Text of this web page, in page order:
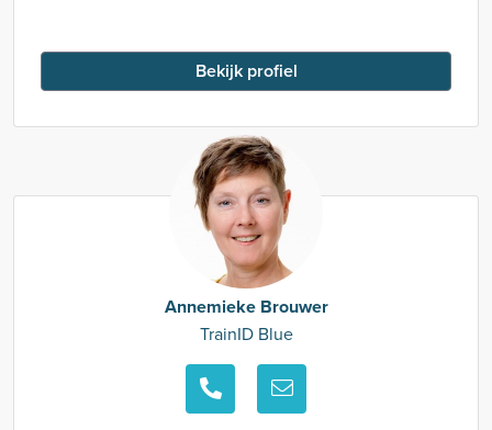
Bekijk profiel
Annemieke Brouwer
TrainID Blue